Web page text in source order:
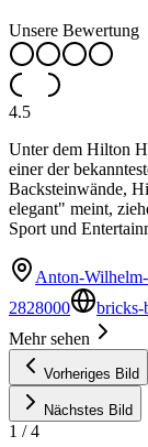
Unsere Bewertung
4.5
Unter dem Hilton
einer der
Backsteinwände,
elegant" meint,
Sport und
Anton-
2828000
bricks-
Mehr sehen
Vorheriges Bild
Nächstes Bild
1 /4